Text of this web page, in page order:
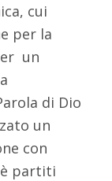
cui
per la
un
di Dio
un
con
è partiti